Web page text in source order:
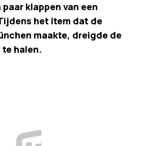
klappen van een
het item dat de
maakte, dreigde de
halen.